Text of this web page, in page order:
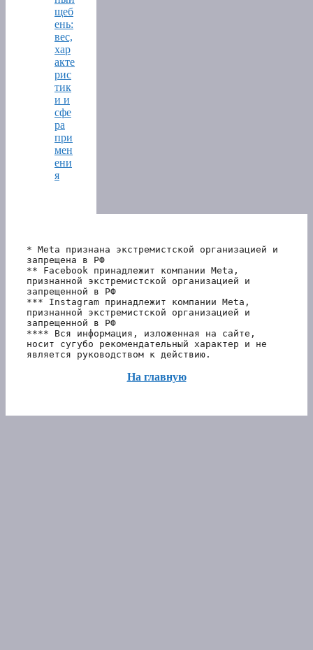
щеб
ень:
вес,
хар
акте
рис
тик
и и
сфе
ра
при
мен
ени
я
* Meta признана экстремистской организацией и
запрещена в РФ
** Facebook принадлежит компании Meta,
признанной экстремистской организацией и
запрещенной в РФ
*** Instagram принадлежит компании Meta,
признанной экстремистской организацией и
запрещенной в РФ
**** Вся информация, изложенная на сайте,
носит сугубо рекомендательный характер и не
является руководством к действию.
На главную